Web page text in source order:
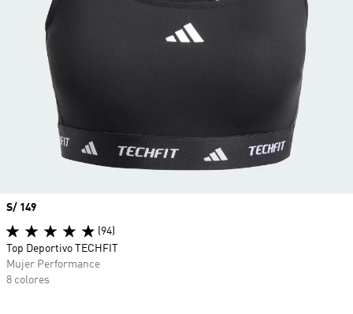
Precio
S/ 149
(94)
Top Deportivo TECHFIT
Mujer Performance
8 colores